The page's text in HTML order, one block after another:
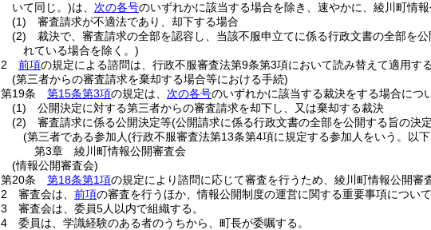
いて同じ。)は、 次の各号のいずれかに該当する場合を除き、速やかに、綾川町情
(1)
審査請求が不適法であり、却下する場合
(2)
裁決で、審査請求の全部を認容し、当該不服申立てに係る行政文書の全部を
れている場合を除く。)
2
前項の規定による諮問は、行政不服審査法第9条第3項において読み替えて適用す
(第三者からの審査請求を棄却する場合等における手続)
第19条
第15条第3項の規定は、 次の各号のいずれかに該当する裁決をする場合につ
(1)
公開決定に対する第三者からの審査請求を却下し、又は棄却する裁決
(2)
審査請求に係る公開決定等(公開請求に係る行政文書の全部を公開する旨の決
(第三者である参加人(行政不服審査法第13条第4項に規定する参加人をいう。以
第3章
綾川町情報公開審査会
(情報公開審査会)
第20条
第18条第1項の規定により諮問に応じて審査を行うため、綾川町情報公開審
2
審査会は、 前項の審査を行うほか、情報公開制度の運営に関する重要事項につい
3
審査会は、委員5人以内で組織する。
4
委員は、学識経験のある者のうちから、町長が委嘱する。